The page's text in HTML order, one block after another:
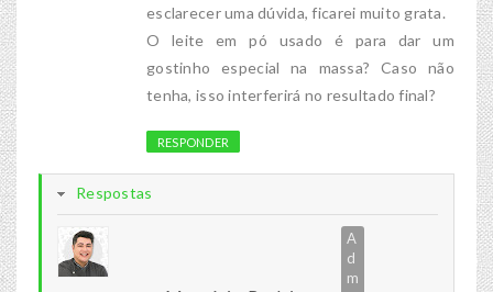
esclarecer uma dúvida, ficarei muito grata.
O leite em pó usado é para dar um
gostinho especial na massa? Caso não
tenha, isso interferirá no resultado final?
RESPONDER
Respostas